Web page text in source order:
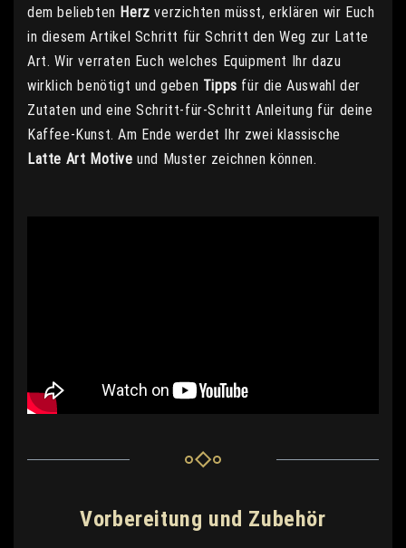
dem beliebten Herzverzichten müsst, erklären wir Euch
in diesem Artikel Schritt für Schritt den Weg zur Latte
Art. Wir verraten Euch welches Equipment Ihr dazu
wirklich benötigt und geben Tipps für die Auswahl der
Zutaten und eine Schritt-für-Schritt Anleitung für deine
Kaffee-Kunst. Am Ende werdet Ihr zwei klassische
Latte Art Motive und Muster zeichnen können.
Vorbereitung und Zubehör